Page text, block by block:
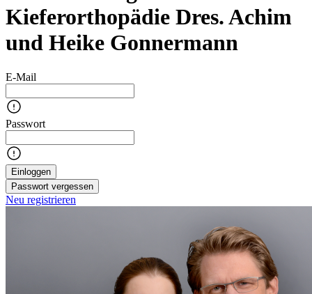
Kieferorthopädie Dres. Achim
und Heike Gonnermann
E-Mail
Passwort
Einloggen
Passwort vergessen
Neu registrieren